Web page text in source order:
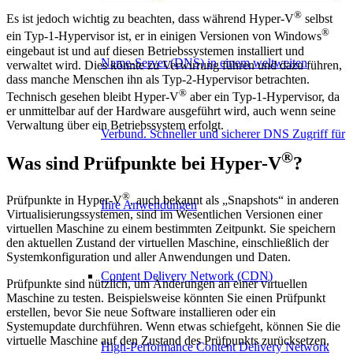
Name-Server (DNS) in einem weltweiten
Verbund. Schneller und sicherer DNS Zugriff für
Ihre Anwendungen
Content Delivery Network (CDN)
High-Performance Content Delivery Network
Es ist jedoch wichtig zu beachten, dass während Hyper-V® selbst
ein Typ-1-Hypervisor ist, er in einigen Versionen von Windows®
eingebaut ist und auf diesen Betriebssystemen installiert und
verwaltet wird. Dies könnte zu Verwirrung führen und dazu führen,
dass manche Menschen ihn als Typ-2-Hypervisor betrachten.
Technisch gesehen bleibt Hyper-V® aber ein Typ-1-Hypervisor, da
er unmittelbar auf der Hardware ausgeführt wird, auch wenn seine
Verwaltung über ein Betriebssystem erfolgt.
Was sind Prüfpunkte bei Hyper-V®?
Prüfpunkte in Hyper-V®, auch bekannt als „Snapshots“ in anderen
Virtualisierungssystemen, sind im Wesentlichen Versionen einer
virtuellen Maschine zu einem bestimmten Zeitpunkt. Sie speichern
den aktuellen Zustand der virtuellen Maschine, einschließlich der
Systemkonfiguration und aller Anwendungen und Daten.
Prüfpunkte sind nützlich, um Änderungen an einer virtuellen
Maschine zu testen. Beispielsweise könnten Sie einen Prüfpunkt
erstellen, bevor Sie neue Software installieren oder ein
Systemupdate durchführen. Wenn etwas schiefgeht, können Sie die
virtuelle Maschine auf den Zustand des Prüfpunkts zurücksetzen.